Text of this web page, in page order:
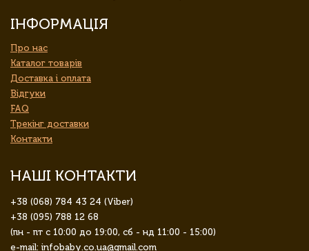
ІНФОРМАЦІЯ
Про нас
Каталог товарів
Доставка і оплата
Відгуки
FAQ
Трекінг доставки
Контакти
НАШІ КОНТАКТИ
+38 (068) 784 43 24 (Viber)
+38 (095) 788 12 68
(пн - пт с 10:00 до 19:00, сб - нд 11:00 - 15:00)
e-mail: infobaby.co.ua@gmail.com